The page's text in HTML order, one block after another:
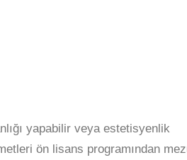
yapabilir veya estetisyenlik
ön lisans programından